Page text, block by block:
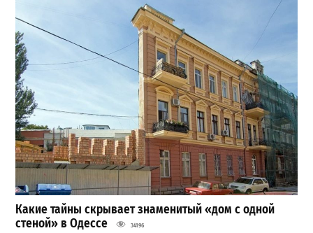
Какие тайны скрывает знаменитый «дом с одной
стеной» в Одессе
34196